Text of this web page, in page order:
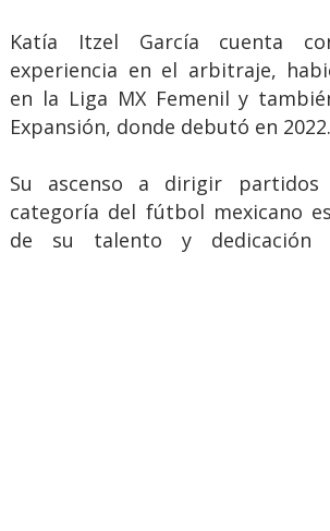
Katía Itzel García cuenta
experiencia en el arbitraje,
en la Liga MX Femenil y
Expansión, donde debutó en 2022.
Su ascenso a dirigir
categoría del fútbol mexicano
de su talento y dedicación